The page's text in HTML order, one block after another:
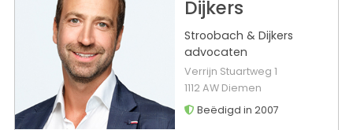
Dijkers
Stroobach & Dijkers
advocaten
Verrijn Stuartweg 1
1112 AW Diemen
Beëdigd in 2007